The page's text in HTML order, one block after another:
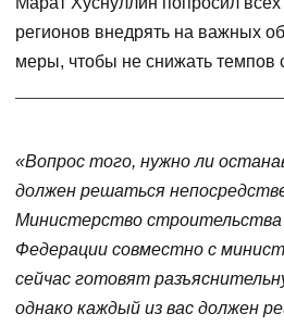
регионов внедрять на важных
меры, чтобы не снижать темпов
«Вопрос того, нужно ли
должен решаться
Министерство строительства
Федерации совместно с
сейчас готовят
однако каждый из вас должен